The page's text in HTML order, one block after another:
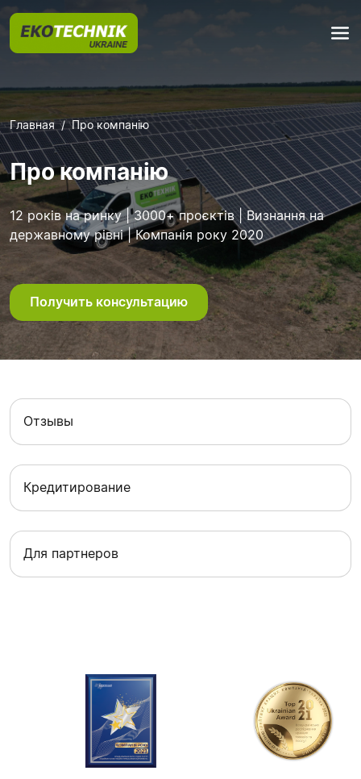
Главная Про компанію
Про компанію
12 років на ринку | 3000+ проєктів | Визнання на
державному рівні | Компанія року 2020
Получить консультацию
Отзывы
Кредитирование
Для партнеров